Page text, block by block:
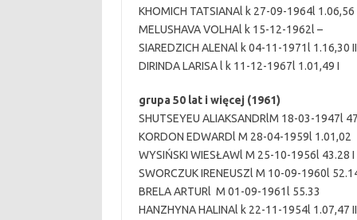
KHOMICH TATSIANAl k 27-09-1964l 1.06,56
MELUSHAVA VOLHAl k 15-12-1962l –
SIAREDZICH ALENAl k 04-11-1971l 1.16,30
DIRINDA LARISA l k 11-12-1967l 1.01,49 I
grupa 50 lat i więcej (1961)
SHUTSEYEU ALIAKSANDRlM 18-03-1947l
KORDON EDWARDl M 28-04-1959l 1.01,02
WYSIŃSKI WIESŁAWl M 25-10-1956l 43.28 I
SWORCZUK IRENEUSZl M 10-09-1960l
BRELA ARTURl M 01-09-1961l 55.33
HANZHYNA HALINAl k 22-11-1954l 1.07,47 II